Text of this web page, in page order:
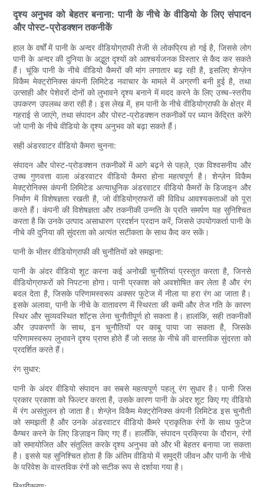
दृश्य अनुभव को बेहतर बनाना: पानी के नीचे के वीडियो के लिए संपादन
और पोस्ट-प्रोडक्शन तकनीकें
हाल के वर्षों में पानी के अन्दर वीडियोग्राफी तेजी से लोकप्रिय हो गई है, जिससे लोग
पानी के अन्दर की दुनिया के अद्भुत दृश्यों को आश्चर्यजनक विस्तार से कैद कर सकते
हैं। चूंकि पानी के नीचे वीडियो कैमरों की मांग लगातार बढ़ रही है, इसलिए शेन्ज़ेन
विकैम मेक्ट्रोनिक्स कंपनी लिमिटेड नवाचार के मामले में अग्रणी बनी हुई है, तथा
उत्साही और पेशेवरों दोनों को लुभावने दृश्य बनाने में मदद करने के लिए उच्च-स्तरीय
उपकरण उपलब्ध करा रही है। इस लेख में, हम पानी के नीचे वीडियोग्राफी के क्षेत्र में
गहराई से जाएंगे, तथा संपादन और पोस्ट-प्रोडक्शन तकनीकों पर ध्यान केंद्रित करेंगे
जो पानी के नीचे वीडियो के दृश्य अनुभव को बढ़ा सकते हैं।
सही अंडरवाटर वीडियो कैमरा चुनना:
संपादन और पोस्ट-प्रोडक्शन तकनीकों में आगे बढ़ने से पहले, एक विश्वसनीय और
उच्च गुणवत्ता वाला अंडरवाटर वीडियो कैमरा होना महत्वपूर्ण है। शेन्ज़ेन विकैम
मेक्ट्रोनिक्स कंपनी लिमिटेड अत्याधुनिक अंडरवाटर वीडियो कैमरों के डिजाइन और
निर्माण में विशेषज्ञता रखती है, जो वीडियोग्राफरों की विविध आवश्यकताओं को पूरा
करते हैं। कंपनी की विशेषज्ञता और तकनीकी उन्नति के प्रति समर्पण यह सुनिश्चित
करता है कि उनके उत्पाद असाधारण प्रदर्शन प्रदान करें, जिससे उपयोगकर्ता पानी के
नीचे की दुनिया की सुंदरता को अत्यंत सटीकता के साथ कैद कर सकें।
पानी के भीतर वीडियोग्राफी की चुनौतियों को समझना:
पानी के अंदर वीडियो शूट करना कई अनोखी चुनौतियां प्रस्तुत करता है, जिनसे
वीडियोग्राफरों को निपटना होगा। पानी प्रकाश को अवशोषित कर लेता है और रंग
बदल देता है, जिसके परिणामस्वरूप अक्सर फुटेज में नीला या हरा रंग आ जाता है।
इसके अलावा, पानी के नीचे के वातावरण में स्थिरता की कमी और तेज गति के कारण
स्थिर और सुव्यवस्थित शॉट्स लेना चुनौतीपूर्ण हो सकता है। हालांकि, सही तकनीकों
और उपकरणों के साथ, इन चुनौतियों पर काबू पाया जा सकता है, जिसके
परिणामस्वरूप लुभावने दृश्य प्राप्त होते हैं जो सतह के नीचे की वास्तविक सुंदरता को
प्रदर्शित करते हैं।
रंग सुधार:
पानी के अंदर वीडियो संपादन का सबसे महत्वपूर्ण पहलू रंग सुधार है। पानी जिस
प्रकार प्रकाश को फिल्टर करता है, उसके कारण पानी के अंदर शूट किए गए वीडियो
में रंग असंतुलन हो जाता है। शेन्ज़ेन विकैम मेक्ट्रोनिक्स कंपनी लिमिटेड इस चुनौती
को समझती है और उनके अंडरवाटर वीडियो कैमरे प्राकृतिक रंगों के साथ फुटेज
कैप्चर करने के लिए डिज़ाइन किए गए हैं। हालाँकि, संपादन प्रक्रिया के दौरान, रंगों
को समायोजित और संतुलित करके दृश्य अनुभव को और भी बेहतर बनाया जा सकता
है। इससे यह सुनिश्चित होता है कि अंतिम वीडियो में समुद्री जीवन और पानी के नीचे
के परिवेश के वास्तविक रंगों को सटीक रूप से दर्शाया गया है।